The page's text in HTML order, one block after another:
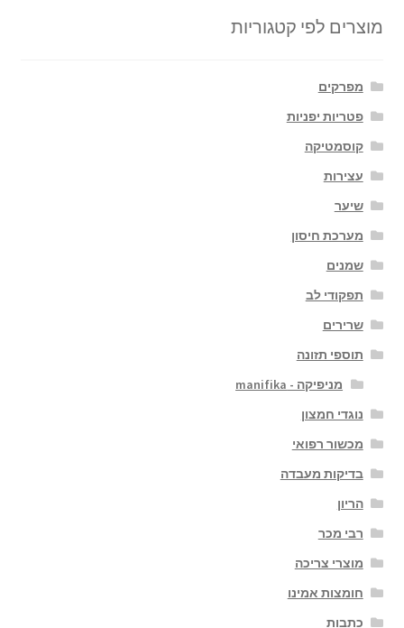
מוצרים לפי קטגוריות
מפרקים
פטריות יפניות
קוסמטיקה
עצירות
שיער
מערכת חיסון
שמנים
תפקודי לב
שרירים
תוספי תזונה
מניפיקה - manifika
נוגדי חמצון
מכשור רפואי
בדיקות מעבדה
הריון
רבי מכר
מוצרי צריכה
חומצות אמינו
כתבות